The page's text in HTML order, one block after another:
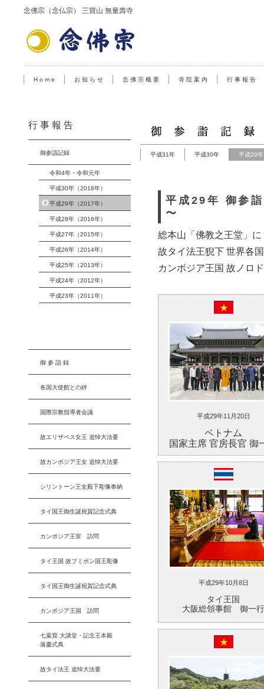
念佛宗（念仏宗） 三寶山 無量壽寺
H o m e お 知 ら せ 念 佛 宗 概 要 寺 院 案 内 行 事 報 告
平成31年 平成30年 平成29年
平成29年 御参詣
〜
総本山「佛教之王堂」
故タイ法王猊下 世界各
カンボジア王国 故ノロ
平成29年11月20日
ベトナム
国家主席 官房長官 御
平成29年10月8日
タイ王国
大阪総領事館 御一行
行 事 報 告
御参詣記録
令和4年・令和元年
平成30年（2018年）
平成29年（2017年）
平成28年（2016年）
平成27年（2015年）
平成26年（2014年）
平成25年（2013年）
平成24年（2012年）
平成23年（2011年）
御 参 詣 録
各国大使館との絆
国際宗教指導者会議
故エリザベス女王 追悼大法要
故カンボジア王女 追悼大法要
シリントーン王女殿下彫像奉納
タイ国王御生誕祝賀記念式典
カンボジア王室 訪問
タイ王国 故プミポン国王彫像
タイ国王御生誕祝賀記念式典
カンボジア王国 訪問
七葉窟 大講堂・記念王本殿
落慶式典
故タイ法王 追悼大法要